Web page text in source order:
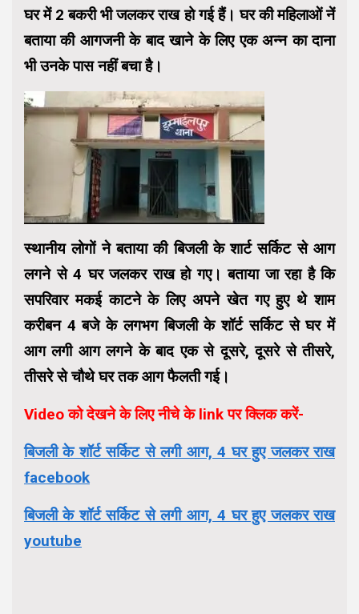
घर में 2 बकरी भी जलकर राख हो गई हैं। घर की महिलाओं नें
बताया की आगजनी के बाद खाने के लिए एक अन्न का दाना
भी उनके पास नहीं बचा है।
स्थानीय लोगों ने बताया की बिजली के शार्ट सर्किट से आग
लगने से 4 घर जलकर राख हो गए। बताया जा रहा है कि
सपरिवार मकई काटने के लिए अपने खेत गए हुए थे शाम
करीबन 4 बजे के लगभग बिजली के शॉर्ट सर्किट से घर में
आग लगी आग लगने के बाद एक से दूसरे, दूसरे से तीसरे,
तीसरे से चौथे घर तक आग फैलती गई।
Video को देखने के लिए नीचे के link पर क्लिक करें-
बिजली के शॉर्ट सर्किट से लगी आग, 4 घर हुए जलकर राख
facebook
बिजली के शॉर्ट सर्किट से लगी आग, 4 घर हुए जलकर राख
youtube